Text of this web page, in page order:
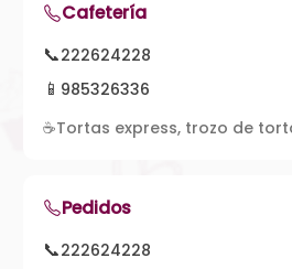
Cafetería
📞222624228
📱 985326336
☕Tortas express, trozo de
Pedidos
📞222624228